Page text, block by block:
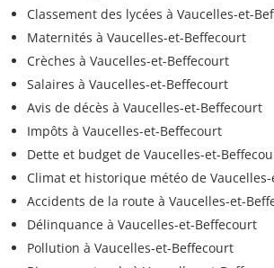
Classement des lycées à Vaucelles-et-
Maternités à Vaucelles-et-Beffecourt
Crèches à Vaucelles-et-Beffecourt
Salaires à Vaucelles-et-Beffecourt
Avis de décès à Vaucelles-et-Beffecourt
Impôts à Vaucelles-et-Beffecourt
Dette et budget de Vaucelles-et-
Climat et historique météo de
Accidents de la route à Vaucelles-et-
Délinquance à Vaucelles-et-Beffecourt
Pollution à Vaucelles-et-Beffecourt